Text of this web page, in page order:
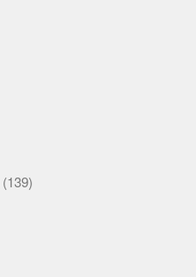
(139)